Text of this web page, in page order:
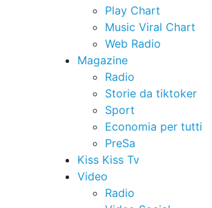
Play Chart
Music Viral Chart
Web Radio
Magazine
Radio
Storie da tiktoker
Sport
Economia per tutti
PreSa
Kiss Kiss Tv
Video
Radio